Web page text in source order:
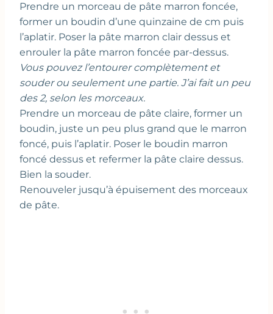
Prendre un morceau de pâte marron foncée,
former un boudin d’une quinzaine de cm puis
l’aplatir. Poser la pâte marron clair dessus et
enrouler la pâte marron foncée par-dessus.
Vous pouvez l’entourer complètement et
souder ou seulement une partie. J’ai fait un peu
des 2, selon les morceaux.
Prendre un morceau de pâte claire, former un
boudin, juste un peu plus grand que le marron
foncé, puis l’aplatir. Poser le boudin marron
foncé dessus et refermer la pâte claire dessus.
Bien la souder.
Renouveler jusqu’à épuisement des morceaux
de pâte.